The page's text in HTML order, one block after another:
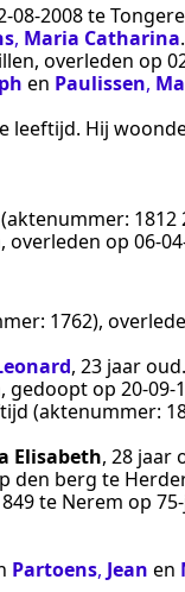
te
, Maria Catharina.
, overleden op
en Paulissen,
leeftijd. Hij
(aktenummer: 1812
, overleden op
1762),
, 23 jaar oud.
, gedoopt op
(aktenummer:
Elisabeth, 28 jaar
den berg te
te Nerem op
Partoens, Jean en